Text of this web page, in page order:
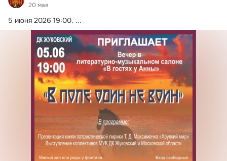
20 мая
5 июня 2026 19:00. ...